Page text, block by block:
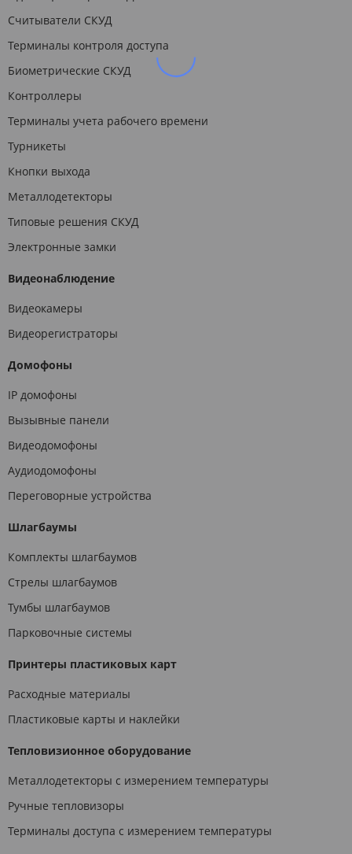
Считыватели СКУД
Терминалы контроля доступа
Биометрические СКУД
Контроллеры
Терминалы учета рабочего времени
Турникеты
Кнопки выхода
Металлодетекторы
Типовые решения СКУД
Электронные замки
Видеонаблюдение
Видеокамеры
Видеорегистраторы
Домофоны
IP домофоны
Вызывные панели
Видеодомофоны
Аудиодомофоны
Переговорные устройства
Шлагбаумы
Комплекты шлагбаумов
Стрелы шлагбаумов
Тумбы шлагбаумов
Парковочные системы
Принтеры пластиковых карт
Расходные материалы
Пластиковые карты и наклейки
Тепловизионное оборудование
Металлодетекторы с измерением температуры
Ручные тепловизоры
Терминалы доступа с измерением температуры